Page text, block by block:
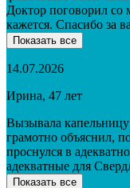
Доктор поговорил со
кажется. Спасибо за
Показать все
14.07.2026
Ирина, 47 лет
Вызывала капельницу
грамотно объяснил,
проснулся в
адекватные для
Показать все